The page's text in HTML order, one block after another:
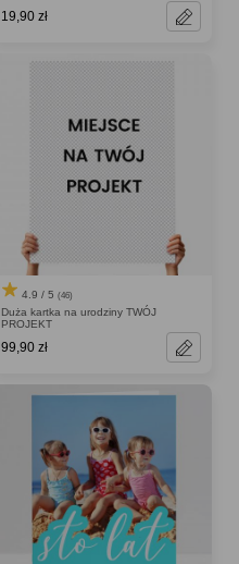
19,90 zł
4.9 / 5 (46)
Duża kartka na urodziny TWÓJ
PROJEKT
99,90 zł